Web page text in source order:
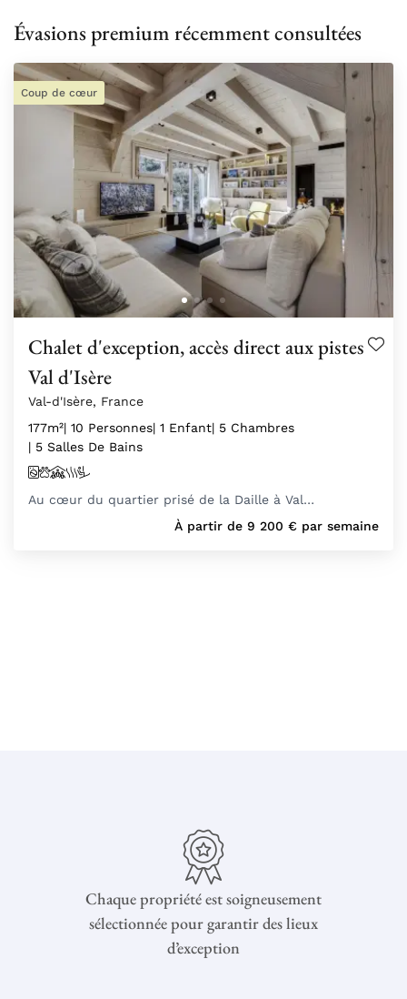
Évasions premium récemment consultées
Coup de cœur
Chalet d'exception, accès direct aux pistes
Val d'Isère
Val-d'Isère, France
177m²| 10 Personnes| 1 Enfant| 5 Chambres
| 5 Salles De Bains
Au cœur du quartier prisé de la Daille à Val…
À partir de 9 200 € par semaine
Chaque propriété est soigneusement
sélectionnée pour garantir des lieux
d’exception